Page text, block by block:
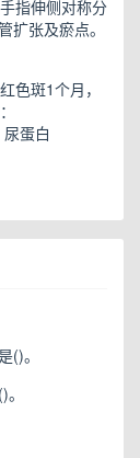
指伸侧对称分
扩张及瘀点。
色斑1个月，
蛋白
()。